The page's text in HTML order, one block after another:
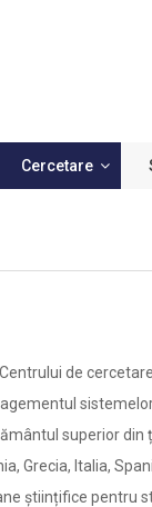
Cercetare
de
superior din
Grecia, Italia,
științifice pentru